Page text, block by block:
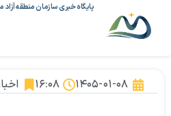
پایگاه خبری سازمان منطقه آزاد
۱۴۰۵-۰۱-۰۸ ۱۶:۰۸